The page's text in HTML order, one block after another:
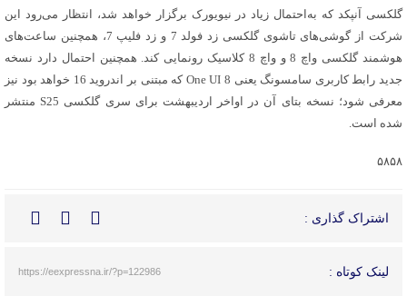
گلکسی آنپکد که به‌احتمال زیاد در نیویورک برگزار خواهد شد، انتظار می‌رود این
شرکت از گوشی‌های تاشوی گلکسی زد فولد 7 و زد فلیپ 7، همچنین ساعت‌های
هوشمند گلکسی واچ 8 و واچ 8 کلاسیک رونمایی کند. همچنین احتمال دارد نسخه
جدید رابط کاربری سامسونگ یعنی One UI 8 که مبتنی بر اندروید 16 خواهد بود نیز
معرفی شود؛ نسخه بتای آن در اواخر اردیبهشت برای سری گلکسی S25 منتشر
شده است.
۵۸۵۸
اشتراک گذاری :
لینک کوتاه : https://eexpressna.ir/?p=122986